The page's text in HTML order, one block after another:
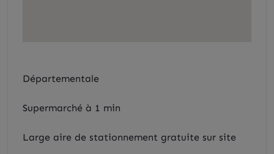
Départementale
Supermarché à 1 min
Large aire de stationnement gratuite sur site